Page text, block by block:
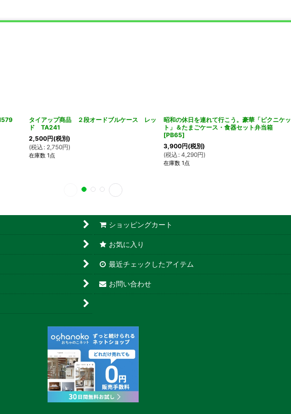
タイアップ商品 ２段オードブルケース レッ
ド TA241
2,500円(税別)
(税込 : 2,750円)
在庫数 1点
昭和の休日を連れて行こう。豪華「ピクニケッ
ト」＆たまごケース・食器セット弁当箱
[PB65]
3,900円(税別)
(税込 : 4,290円)
在庫数 1点
ショッピングカート
お気に入り
最近チェックしたアイテム
お問い合わせ